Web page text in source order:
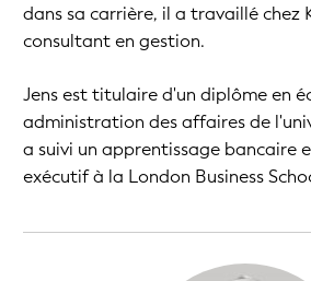
dans sa carrière, il a travaillé chez
consultant en gestion.
Jens est titulaire d'un diplôme en
administration des affaires de
a suivi un apprentissage bancaire
exécutif à la London Business